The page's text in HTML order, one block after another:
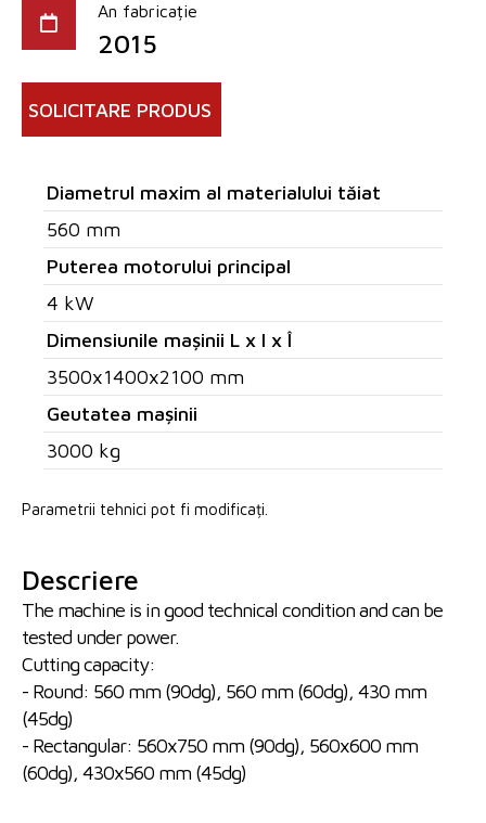
An fabricație
2015
SOLICITARE PRODUS
Diametrul maxim al materialului tăiat
560 mm
Puterea motorului principal
4 kW
Dimensiunile mașinii L x l x Î
3500x1400x2100 mm
Geutatea mașinii
3000 kg
Parametrii tehnici pot fi modificați.
Descriere
The machine is in good technical condition and can be
tested under power.
Cutting capacity:
- Round: 560 mm (90dg), 560 mm (60dg), 430 mm
(45dg)
- Rectangular: 560x750 mm (90dg), 560x600 mm
(60dg), 430x560 mm (45dg)